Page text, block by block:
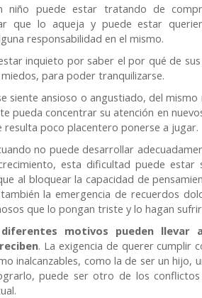
niño puede estar tratando de
que lo aqueja y puede estar
responsabilidad en el mismo.
inquieto por saber el por qué de
para poder tranquilizarse.
siente ansioso o angustiado, del
pueda concentrar su atención en
resulta poco placentero ponerse a jugar.
no puede desarrollar
esta dificultad puede estar
al bloquear la capacidad de
la emergencia de recuerdos
que lo pongan triste y lo hagan
motivos pueden
. La exigencia de querer cumplir
inalcanzables, como la de ser un hijo,
puede ser otro de los